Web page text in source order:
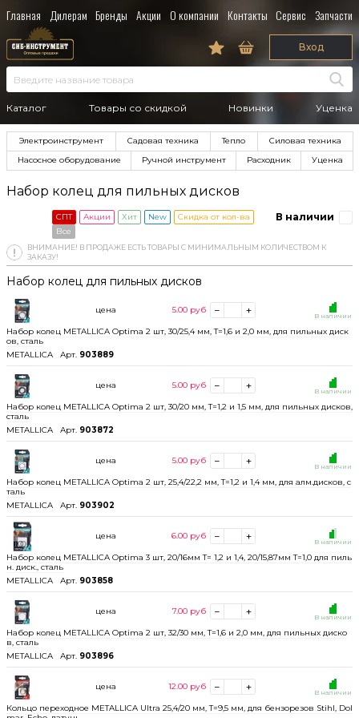
Главная Дилерам Бренды Акции О компании Контакты Сервис Запчасти
Каталог Товары со скидкой Новинки Уценка
Вход
Электроинструмент Садовая техника Тепло
Силовая техника
Насосное оборудование
Ручной инструмент Расходник Уценка
Набор колец для пильных дисков
В наличии
СПТ Акции Хит New
Скидка от кол-ва
Все
ВНИМАНИЕ! В ПРОДАЖЕ ЕСТЬ ТОВАРЫ С МИНИМАЛЬНЫМ КОЛИЧЕСТВОМ К
ЗАКАЗУ!
Набор колец для пильных дисков
Набор колец METALLICA Optima 2 шт, 30/25,4 мм, Т=1,6 и 2,0 мм, для пильных диск
ов, сталь
METALLICA
Арт. 903889
В наличии
цена 5.00 руб
Набор колец METALLICA Optima 2 шт, 30/20 мм, Т=1,2 и 1,5 мм, для пильных дисков,
сталь
METALLICA
Арт. 903872
В наличии
цена 5.00 руб
Набор колец METALLICA Optima 2 шт, 25,4/22,2 мм, Т=1,2 и 1,4 мм, для алм.дисков, с
таль
METALLICA
Арт. 903902
В наличии
цена 5.00 руб
Набор колец METALLICA Optima 3 шт, 20/16мм Т= 1,2 и 1,4, 20/15,87мм Т=1,0 для пиль
н. диск., сталь
METALLICA
Арт. 903858
В наличии
цена 6.00 руб
Набор колец METALLICA Optima 2 шт, 32/30 мм, Т=1,6 и 2,0 мм, для пильных диско
в, сталь
METALLICA
Арт. 903896
В наличии
цена 7.00 руб
Кольцо переходное METALLICA Ultra 25,4/20 мм, Т=9,5 мм, для бензорезов Stihl, Dol
В наличии
цена 12.00 руб